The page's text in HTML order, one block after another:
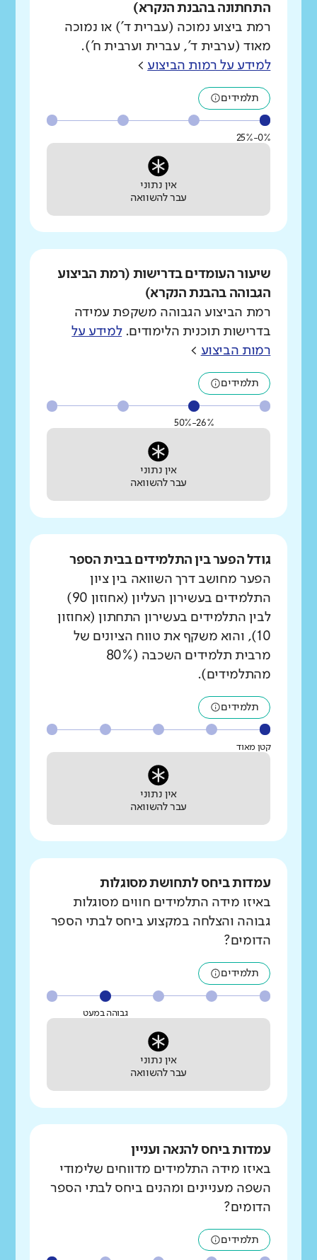
התחתונה בהבנת הנקרא)
רמת ביצוע נמוכה (עברית ד') או נמוכה
מאוד (ערבית ד', עברית וערבית ח').
למידע על רמות הביצוע >
תלמידים
0%-25%
אין נתוני
עבר להשוואה
שיעור העומדים בדרישות (רמת הביצוע
הגבוהה בהבנת הנקרא)
רמת הביצוע הגבוהה משקפת עמידה
בדרישות תוכנית הלימודים.למידע על
רמות הביצוע >
תלמידים
26%-50%
אין נתוני
עבר להשוואה
גודל הפער בין התלמידים בבית הספר
הפער מחושב דרך השוואה בין ציון
התלמידים בעשירון העליון (אחוזון 90)
לבין התלמידים בעשירון התחתון (אחוזון
10), והוא משקף את טווח הציונים של
מרבית תלמידים השכבה (80%
מהתלמידים).
תלמידים
קטן מאוד
אין נתוני
עבר להשוואה
עמדות ביחס לתחושת מסוגלות
באיזו מידה התלמידים חווים מסוגלות
גבוהה והצלחה במקצוע ביחס לבתי הספר
הדומים?
תלמידים
גבוהה במעט
אין נתוני
עבר להשוואה
עמדות ביחס להנאה ועניין
באיזו מידה התלמידים מדווחים שלימודי
השפה מעניינים ומהנים ביחס לבתי הספר
הדומים?
תלמידים